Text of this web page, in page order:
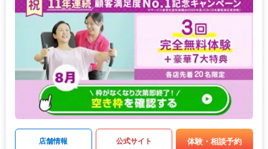
店舗情報 公式サイト 体験・相談予約